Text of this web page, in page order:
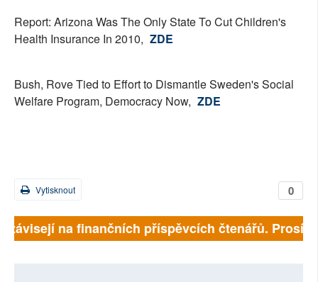
Report: Arizona Was The Only State To Cut Children's
Health Insurance In 2010, ZDE
Bush, Rove Tied to Effort to Dismantle Sweden's Social
Welfare Program, Democracy Now, ZDE
0
Vytisknout
na finančních příspěvcích čtenářů.